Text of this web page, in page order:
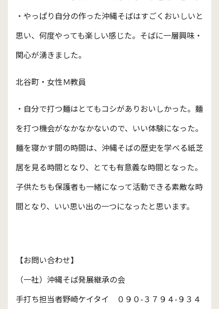
・やっぱり自分の作った沖縄そばはすごくおいしいと
思い、何度やっても楽しい感じた。そばに一層興味・
関心が湧きました。
北谷町・女性Ｍ教員
・自分で打つ麺はとてもコシがありおいしかった。麺
を打つ機会がなかなかないので、いい体験になった。
麺を寝かす間の時間は、沖縄そばの歴史を学べる紙芝
居を見る時間となり、とても有意義な時間となった。
子供たちも保護者も一緒になって活動できる素敵な時
間となり、いい思い出の一つになったと思います。
【お問い合わせ】
（一社）沖縄そば発展継承の会
手打ち担当者野崎ケイタイ ０９０-３７９４-９３４